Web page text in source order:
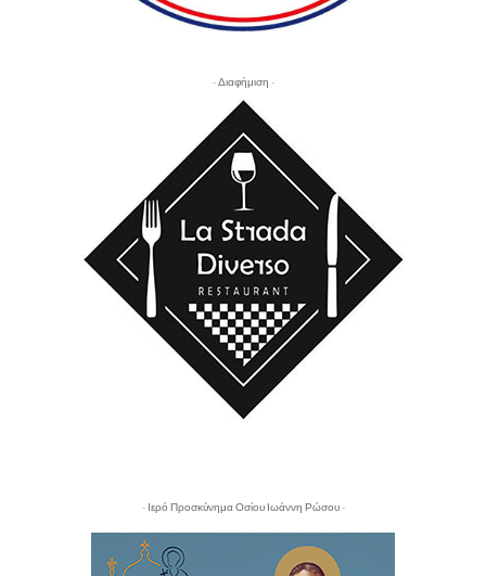
- Διαφήμιση -
- Ιερό Προσκύνημα Οσίου Ιωάννη Ρώσου -